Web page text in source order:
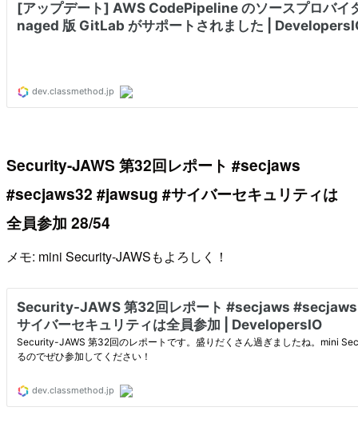
Security-JAWS 第32回レポート #secjaws
#secjaws32 #jawsug #サイバーセキュリティは
全員参加 28/54
メモ: mini Security-JAWSもよろしく！